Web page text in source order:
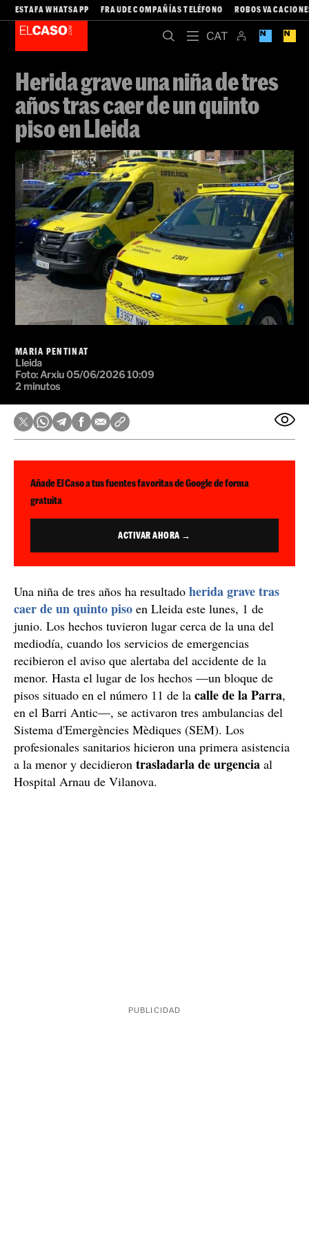
ESTAFA WHATSAPP FRAUDE COMPAÑÍAS TELÉFONO ROBOS
Herida grave una niña de tres
años tras caer de un quinto
piso en Lleida
MARIA PENTINAT
Lleida
Foto: Arxiu 05/06/2026 10:09
2 minutos
Añade El Caso a tus fuentes favoritas de Google de forma
gratuita
ACTIVAR AHORA →
Una niña de tres años ha resultado herida grave tras
caer de un quinto piso en Lleida este lunes, 1 de
junio. Los hechos tuvieron lugar cerca de la una del
mediodía, cuando los servicios de emergencias
recibieron el aviso que alertaba del accidente de la
menor. Hasta el lugar de los hechos —un bloque de
pisos situado en el número 11 de la calle de la Parra,
en el Barri Antic—, se activaron tres ambulancias del
Sistema d'Emergències Mèdiques (SEM). Los
profesionales sanitarios hicieron una primera asistencia
a la menor y decidieron trasladarla de urgencia al
Hospital Arnau de Vilanova.